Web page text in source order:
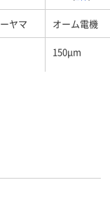
ヤマ オーム電機
150μm